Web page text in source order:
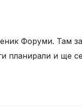
Форуми. Там
планирали и ще